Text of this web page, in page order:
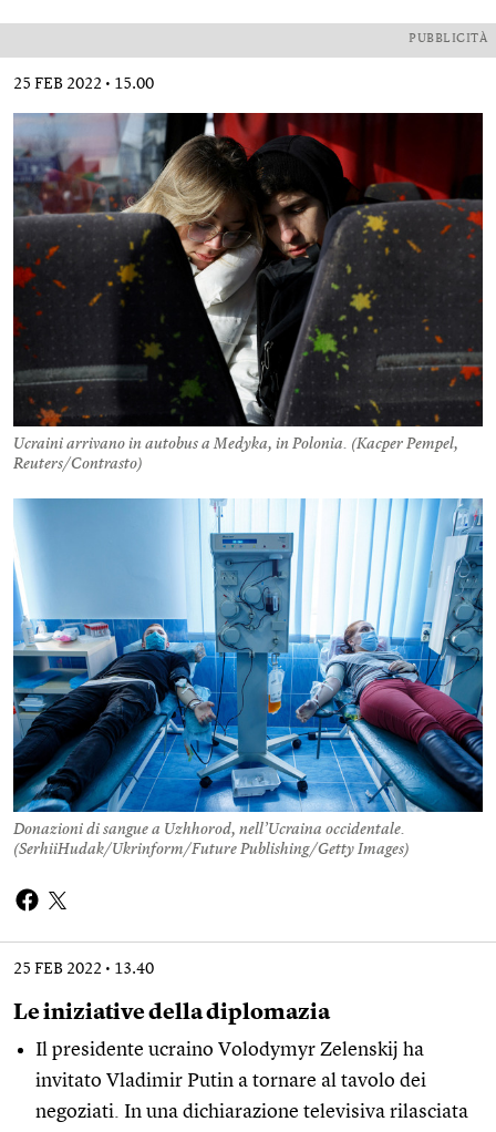
PUBBLICITÀ
25 FEB 2022 15.00
Ucraini arrivano in autobus a Medyka, in Polonia. (Kacper Pempel,
Reuters/Contrasto)
Donazioni di sangue a Uzhhorod, nell’Ucraina occidentale.
(SerhiiHudak/Ukrinform/Future Publishing/Getty Images)
25 FEB 2022 13.40
Le iniziative della diplomazia
Il presidente ucraino Volodymyr Zelenskij ha
invitato Vladimir Putin a tornare al tavolo dei
negoziati. In una dichiarazione televisiva rilasciata